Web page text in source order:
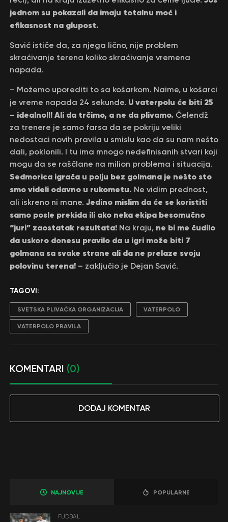
jednom su pokazali da imaju totalnu moć i
efikasnost na glupost.
Savić ističe da, za njega lično, nije problem
skraćivanje terena koliko skraćivanje vremena
napada.
– Možemo uporediti to sa košarkom. Naime, u košarci
je vreme napada 24 sekunde. U vaterpolu će biti 25
– idealno!!! Ali da trčimo, a ne da plivamo. Čelendž
za trenere je samo farsa da se pokriju veliki
nedostaci novih pravila u smislu kao da su nam nešto
dali, poklonili. I tu ima mnogo nedefinisanih stvari koji
mogu da se raščlane na milion problema i situacija.
Sedmorica igrača u polju bez golmana je nešto sto
smo videli odavno u rukometu. Ne vidim prednost,
ali iskreno ni mane. Jedino mislim da će se koristiti
samo posle prekida ili ako neka ekipa besomučno
“juri” zaostatak rezultata!Na kraju, ne bi me čudilo
da uskoro donesu pravilo da u igri može biti 7
golmana sa svake strane ali da ne prelaze svoju
polovinu terena!– zaključio je Dejan Savić.
TAGOVI:
SVETSKA PLIVAČKA ORGANIZACIJA VATERPOLO
VATERPOLO PRAVILA
KOMENTARI (0)
DODAJ KOMENTAR
NAJNOVIJE POPULARNE
FUDBAL